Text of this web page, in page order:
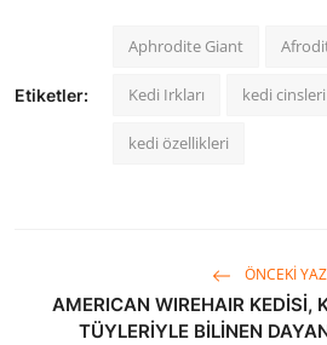
Etiketler:
Aphrodite Giant
Kedi Irkları kedi cinsleri
kedi özellikleri
ÖNCEKI
AMERICAN WIREHAIR KEDİSİ,
TÜYLERİYLE BİLİNEN